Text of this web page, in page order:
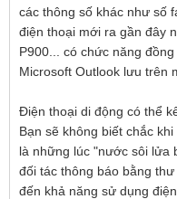
các thông số khác như số
điện thoại mới ra gần đây
P900... có chức năng
Microsoft Outlook lưu trên
Điện thoại di động có thể
Bạn sẽ không biết chắc
là những lúc "nước sôi lửa
đối tác thông báo bằng
đến khả năng sử dụng